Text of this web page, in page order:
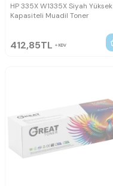
HP 335X W1335X Siyah Yüksek
Kapasiteli Muadil Toner
412,85TL KDV